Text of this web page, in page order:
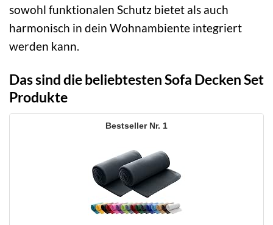
sowohl funktionalen Schutz bietet als auch
harmonisch in dein Wohnambiente integriert
werden kann.
Das sind die beliebtesten Sofa Decken Set
Produkte
1